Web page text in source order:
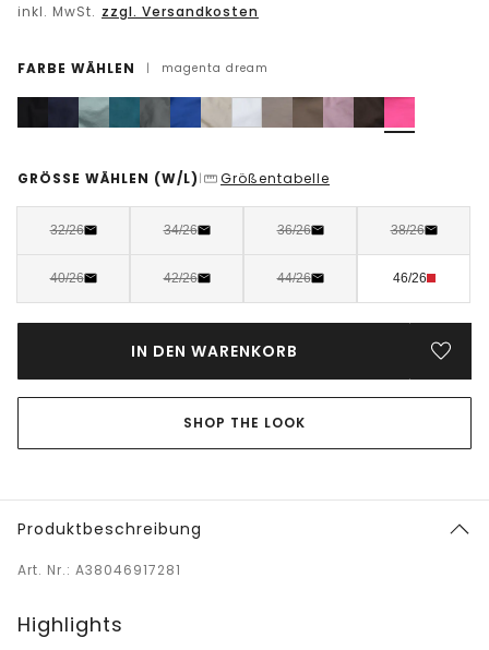
inkl. MwSt. zzgl. Versandkosten
FARBE WÄHLEN | magenta dream
GRÖSSE WÄHLEN (W/L) | Größentabelle
32/26 34/26 36/26 38/26
40/26 42/26 44/26 46/26
IN DEN WARENKORB
SHOP THE LOOK
Produktbeschreibung
Art. Nr.: A38046917281
Highlights